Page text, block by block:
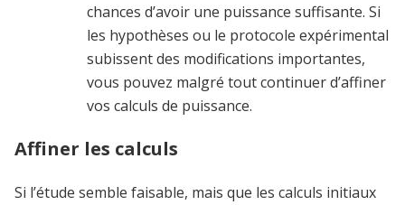
chances d’avoir une puissance suffisante. Si
les hypothèses ou le protocole expérimental
subissent des modifications importantes,
vous pouvez malgré tout continuer d’affiner
vos calculs de puissance.
Affiner les calculs
Si l’étude semble faisable, mais que les calculs initiaux